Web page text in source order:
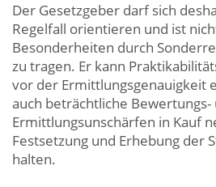
Der Gesetzgeber darf sich
Regelfall orientieren und ist
Besonderheiten durch
zu tragen. Er kann
vor der Ermittlungsgenauigkeit
auch beträchtliche Bewertungs-
Ermittlungsunschärfen in Kauf
Festsetzung und Erhebung der
halten.